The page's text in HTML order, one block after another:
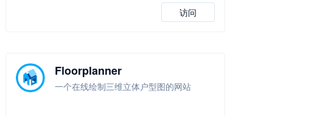
访问
Floorplanner
一个在线绘制三维立体户型图的网站